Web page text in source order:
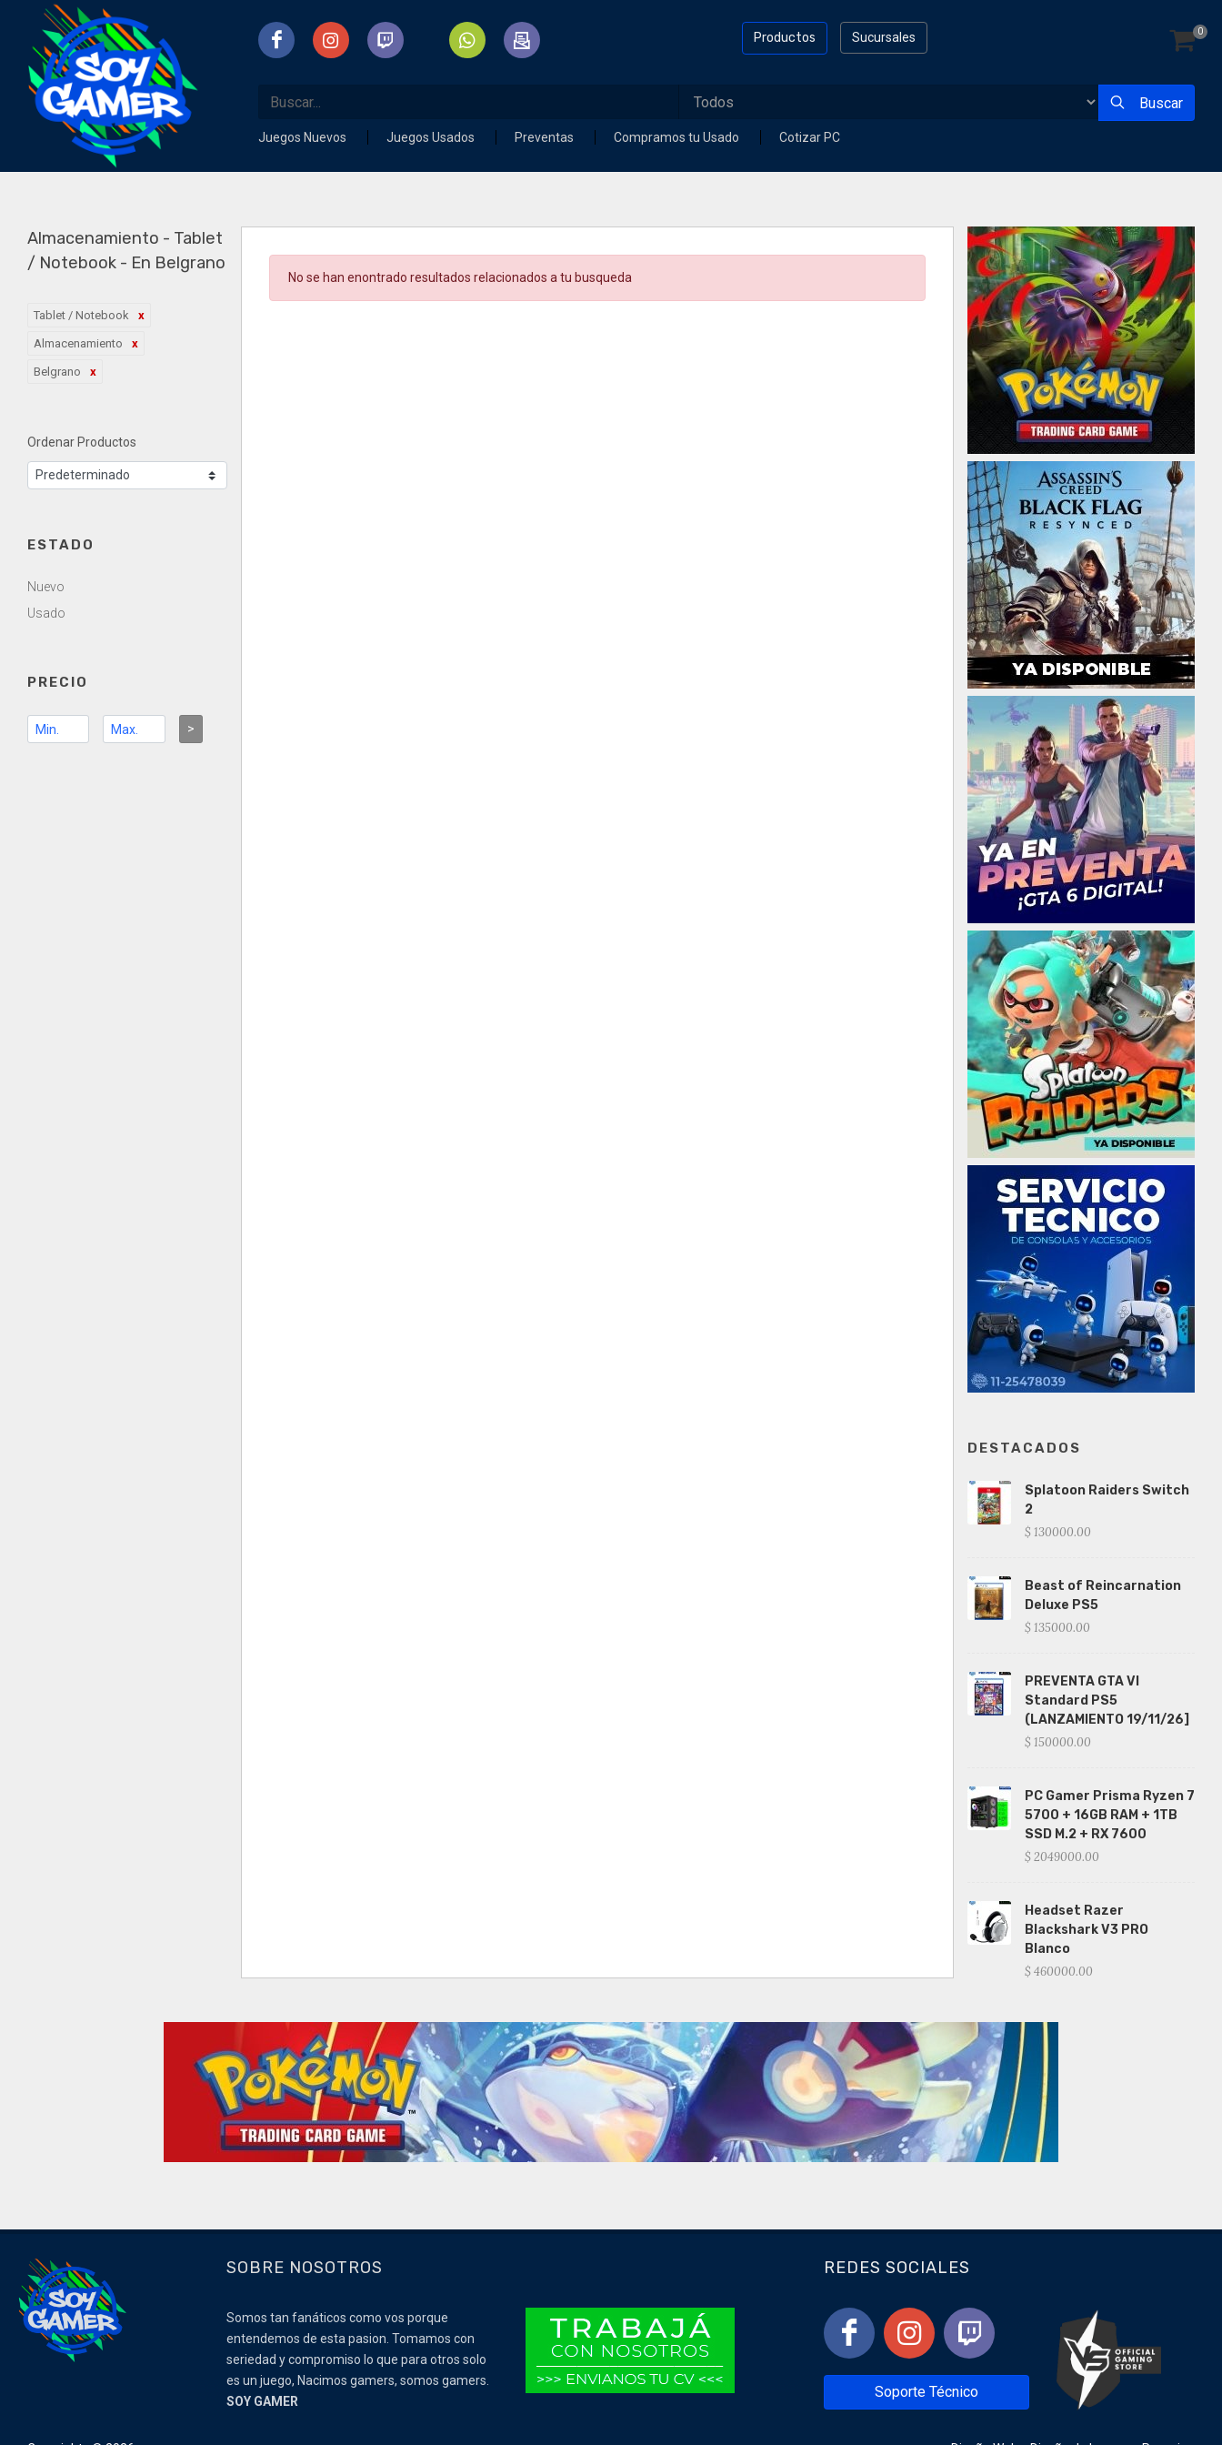
Sucursales
Productos 0
Buscar
Juegos Nuevos Juegos Usados Preventas Compramos tu Usado Cotizar PC
Almacenamiento - Tablet
/ Notebook - En Belgrano
Tablet / Notebook
Almacenamiento
Belgrano
Ordenar Productos
ESTADO
Nuevo
Usado
PRECIO
>
No se han enontrado resultados relacionados a tu busqueda
DESTACADOS
Splatoon Raiders Switch
2
$ 130000.00
Beast of Reincarnation
Deluxe PS5
$ 135000.00
PREVENTA GTA VI
Standard PS5
(LANZAMIENTO 19/11/26]
$ 150000.00
PC Gamer Prisma Ryzen 7
5700 + 16GB RAM + 1TB
SSD M.2 + RX 7600
$ 2049000.00
Headset Razer
Blackshark V3 PRO
Blanco
$ 460000.00
SOBRE NOSOTROS
Somos tan fanáticos como vos porque
entendemos de esta pasion. Tomamos con
seriedad y compromiso lo que para otros solo
es un juego, Nacimos gamers, somos gamers.
SOY GAMER
REDES SOCIALES
Soporte Técnico